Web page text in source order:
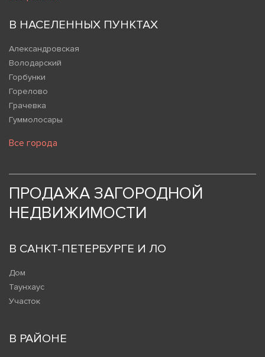
В НАСЕЛЕННЫХ ПУНКТАХ
Александровская
Володарский
Горбунки
Горелово
Грачевка
Гуммолосары
Все города
ПРОДАЖА ЗАГОРОДНОЙ
НЕДВИЖИМОСТИ
В САНКТ-ПЕТЕРБУРГЕ И ЛО
Дом
Таунхаус
Участок
В РАЙОНЕ